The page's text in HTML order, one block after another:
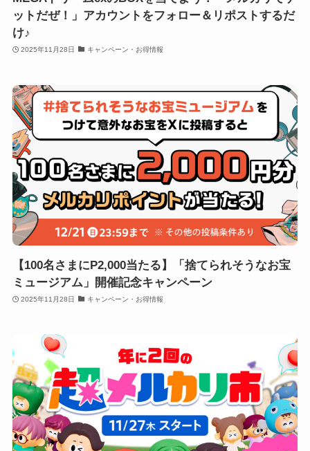
ットだぜ！」アカウントをフォロー＆リポストするだ
け♪
2025年11月28日 キャンペーン・お得情報
【100名さまにP2,000当たる】「捨てられそうなお宝
ミュージアム」開催記念キャンペーン
2025年11月28日 キャンペーン・お得情報